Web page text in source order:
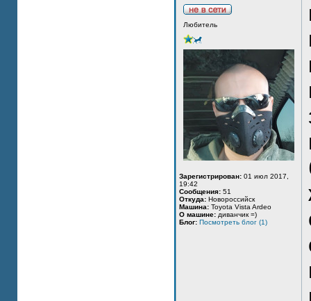
Любитель
Зарегистрирован: 01 июл 2017,
19:42
Сообщения: 51
Откуда: Новороссийск
Машина: Toyota Vista Ardeo
О машине: диванчик =)
Блог: Посмотреть блог (1)